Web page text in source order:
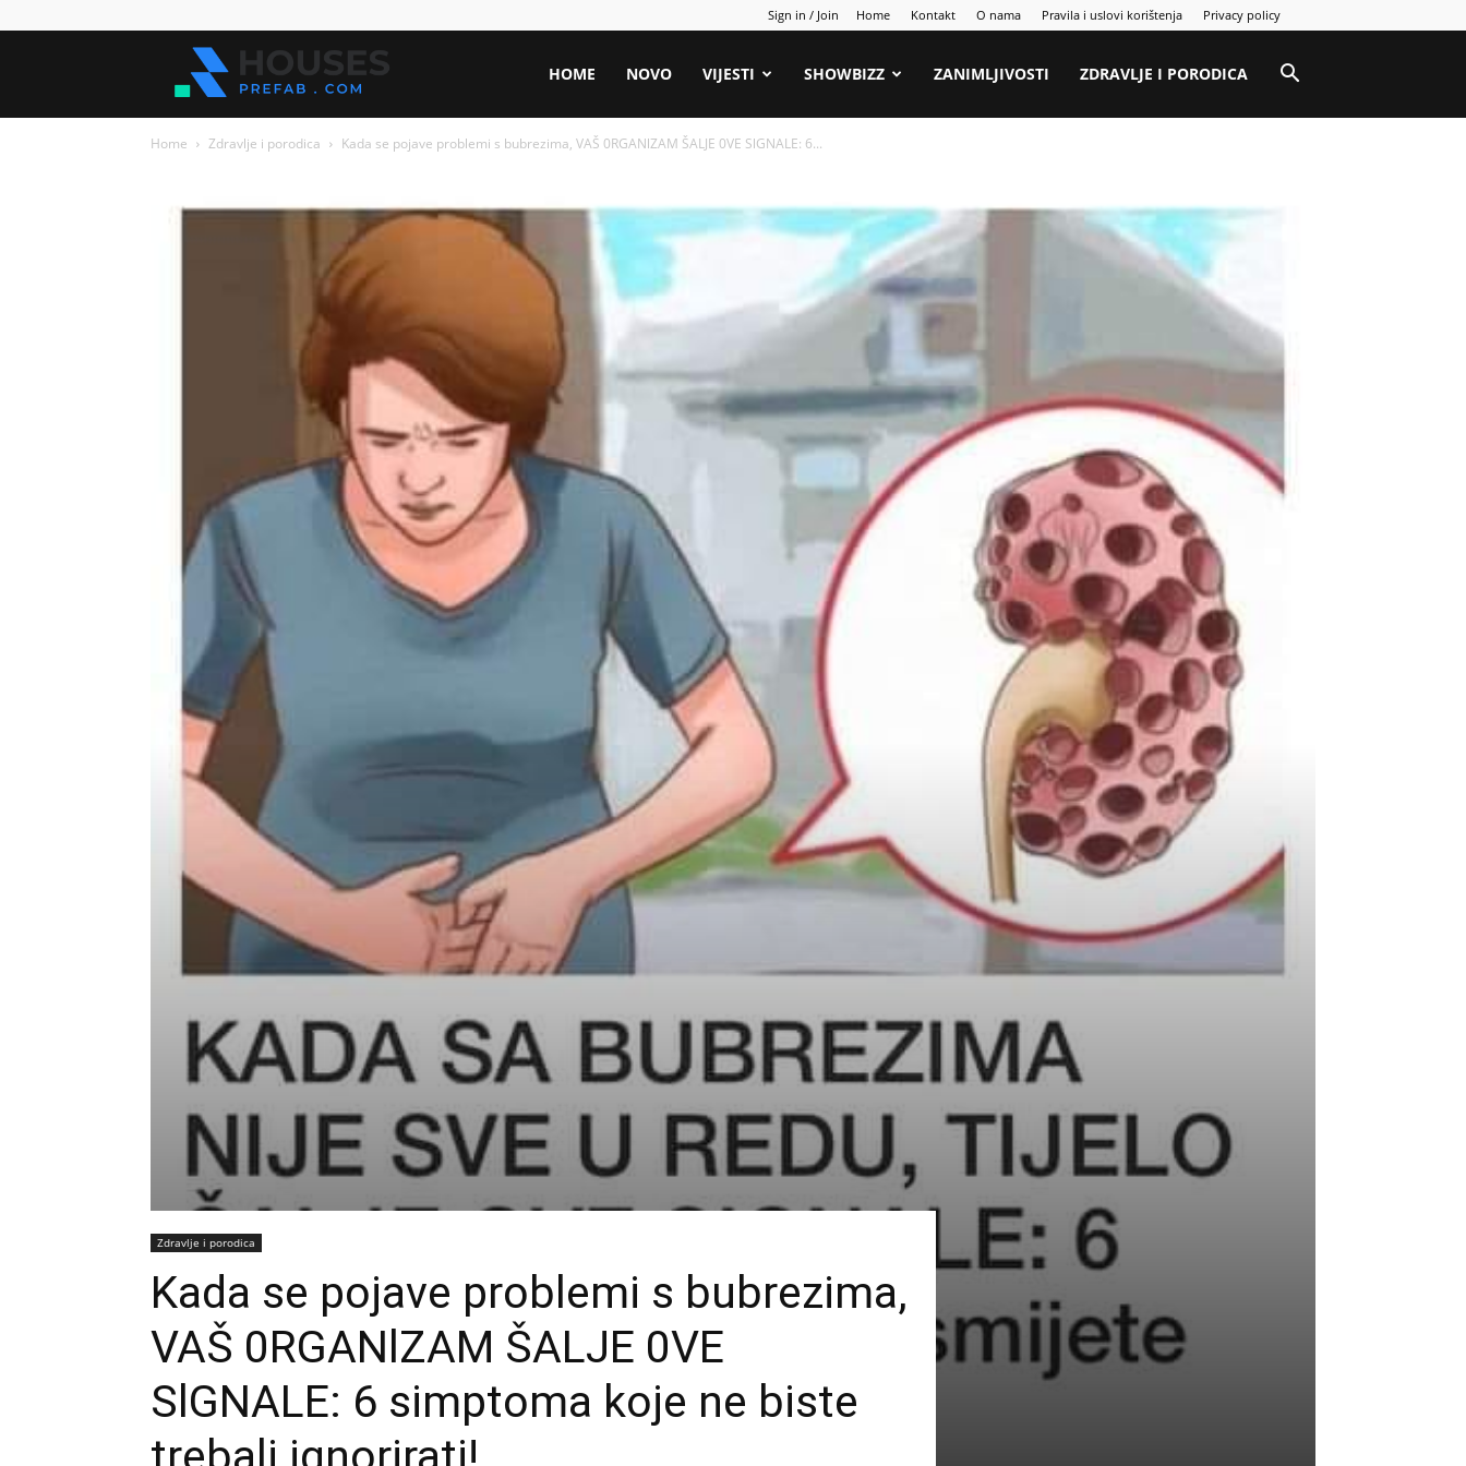
Sign in / Join Home Kontakt O nama Pravila i uslovi korištenja Privacy policy
HOME NOVO VIJESTI SHOWBIZZ ZANIMLJIVOSTI ZDRAVLJE I PORODICA
Home Zdravlje i porodica Kada se pojave problemi s bubrezima, VAŠ 0RGANlZAM ŠALJE 0VE SlGNALE: 6...
Zdravlje i porodica
Kada se pojave problemi s bubrezima,
VAŠ 0RGANlZAM ŠALJE 0VE
SlGNALE: 6 simptoma koje ne biste